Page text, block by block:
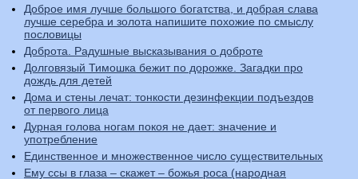
Доброе имя лучше большого богатства, и добрая слава
лучше серебра и золота напишите похожие по смыслу
пословицы
Доброта. Радушные высказывания о доброте
Долговязый Тимошка бежит по дорожке. Загадки про
дождь для детей
Дома и стены лечат: тонкости дезинфекции подъездов
от первого лица
Дурная голова ногам покоя не дает: значение и
употребление
Единственное и множественное число существительных
Ему ссы в глаза – скажет – божья роса (народная